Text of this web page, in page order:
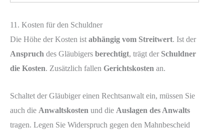
11. Kosten für den Schuldner
Die Höhe der Kosten ist abhängig vom Streitwert. Ist der
Anspruch des Gläubigers berechtigt, trägt der Schuldner
die Kosten. Zusätzlich fallen Gerichtskosten an.
Schaltet der Gläubiger einen Rechtsanwalt ein, müssen Sie
auch die Anwaltskosten und die Auslagen des Anwalts
tragen. Legen Sie Widerspruch gegen den Mahnbescheid